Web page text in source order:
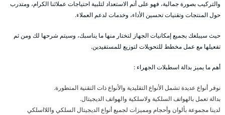
والتركيب بصورة جمالية، فهو على أتم الاستعداد لتلبية احتياجات عملائنا الكرام، ومتدرب
حول المنتجات وتقنيات تحسين الأداء، وخدمات لدعم العملاء.
حيث سيبلغك بجميع إمكانيات الجهاز لتختار منها ما يناسبك، وسيتم شرحها لك ومن ثم
تفعيلها مع عمل مخطط للتحويلات لتوزيع للمستفيدين.
أهم ما يميز بدالة اسطبلات الجهراء :
نوفر أنواع عديدة تشمل الأنواع التقليدية والأنواع ذات التقنية المتطورة.
بدالة تعمل بالهواتف السلكية ولاسلكية والهواتف الديجيتال.
لدينا مجموعة بألوان وأحجام ومميزات لجميع أنواع الديجيتال السلكي واللااسلكي